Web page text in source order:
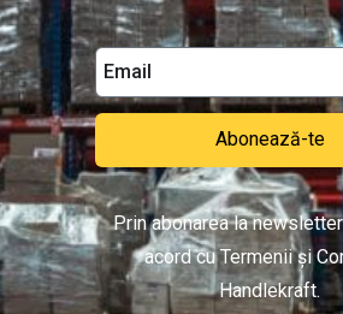
Abonează-te
Prin abonarea la
acord cu Termenii și
Handlekraft.